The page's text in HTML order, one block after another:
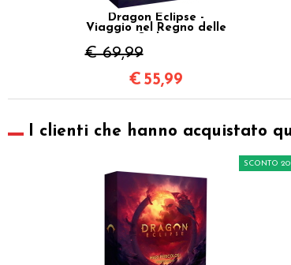
Dragon Eclipse -
Viaggio nel Regno delle
€ 69,99
€ 55,99
I clienti che hanno acquistato
SCONTO